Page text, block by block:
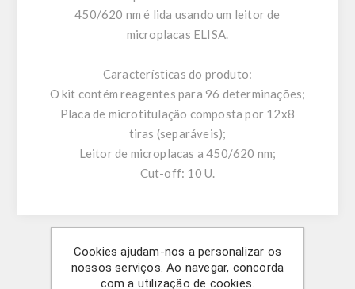
450/620 nm é lida usando um leitor de
microplacas ELISA.
Características do produto:
O kit contém reagentes para 96 ​​determinações;
Placa de microtitulação composta por 12x8
tiras (separáveis);
Leitor de microplacas a 450/620 nm;
Cut-off: 10 U.
Produtos relacionados
Cookies ajudam-nos a personalizar os
nossos serviços. Ao navegar, concorda
com a utilização de cookies.